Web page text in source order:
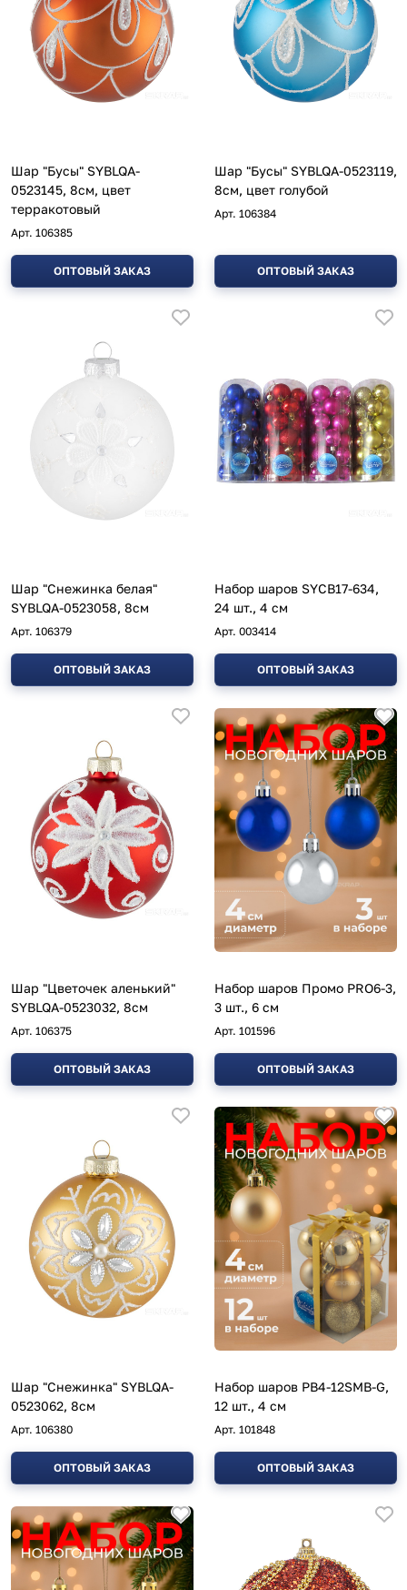
Шар "Бусы" SYBLQA-
0523145, 8см, цвет
терракотовый
Арт. 106385
ОПТОВЫЙ ЗАКАЗ
Шар "Бусы" SYBLQA-0523119,
8см, цвет голубой
Арт. 106384
ОПТОВЫЙ ЗАКАЗ
Шар "Снежинка белая"
SYBLQA-0523058, 8см
Арт. 106379
ОПТОВЫЙ ЗАКАЗ
Набор шаров SYCB17-634,
24 шт., 4 см
Арт. 003414
ОПТОВЫЙ ЗАКАЗ
Шар "Цветочек аленький"
SYBLQA-0523032, 8см
Арт. 106375
ОПТОВЫЙ ЗАКАЗ
Набор шаров Промо PRO6-3,
3 шт., 6 см
Арт. 101596
ОПТОВЫЙ ЗАКАЗ
Шар "Снежинка" SYBLQA-
0523062, 8см
Арт. 106380
ОПТОВЫЙ ЗАКАЗ
Набор шаров PB4-12SMB-G,
12 шт., 4 см
Арт. 101848
ОПТОВЫЙ ЗАКАЗ